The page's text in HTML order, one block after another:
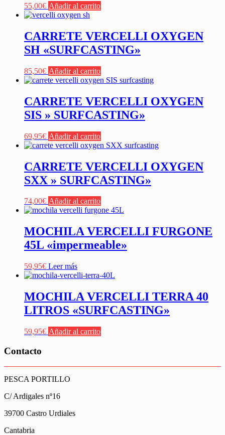
55,00€ Añadir al carrito
CARRETE VERCELLI OXYGEN
SH «SURFCASTING»
85,50€ Añadir al carrito
CARRETE VERCELLI OXYGEN
SIS » SURFCASTING»
69,95€ Añadir al carrito
CARRETE VERCELLI OXYGEN
SXX » SURFCASTING»
74,00€ Añadir al carrito
MOCHILA VERCELLI FURGONE
45L «impermeable»
59,95€ Leer más
MOCHILA VERCELLI TERRA 40
LITROS «SURFCASTING»
59,95€ Añadir al carrito
Contacto
PESCA PORTILLO
C/ Ardigales nº16
39700 Castro Urdiales
Cantabria